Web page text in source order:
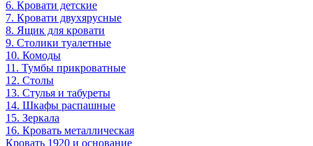
6. Кровати детские
7. Кровати двухярусные
8. Ящик для кровати
9. Столики туалетные
10. Комоды
11. Тумбы прикроватные
12. Столы
13. Стулья и табуреты
14. Шкафы распашные
15. Зеркала
16. Кровать металлическая
Кровать 1920 и основание